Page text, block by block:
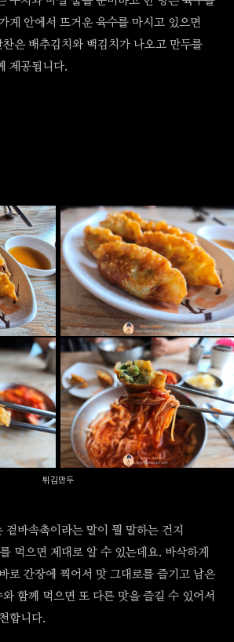
게 안에서 뜨거운 육수를 마시고 있으면
은 배추김치와 백김치가 나오고 만두를
제공됩니다.
튀김만두
겉바속촉이라는 말이 뭘 말하는 건지
먹으면 제대로 알 수 있는데요. 바삭하게
로 간장에 찍어서 맛 그대로를 즐기고 남은
함께 먹으면 또 다른 맛을 즐길 수 있어서
합니다.